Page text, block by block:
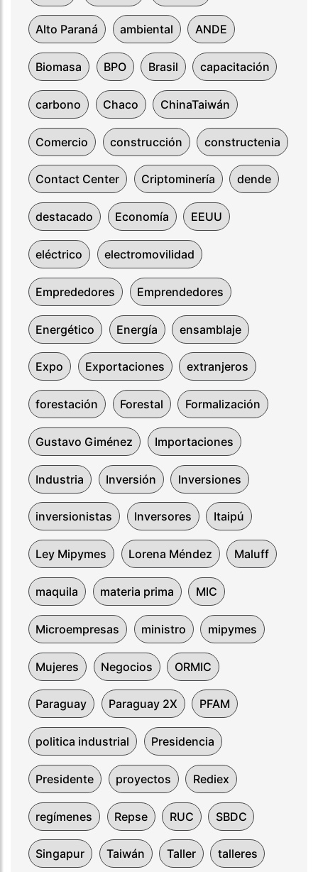
Alto Paraná ambiental ANDE
Biomasa BPO Brasil capacitación
carbono Chaco ChinaTaiwán
Comercio construcción constructenia
Contact Center Criptominería dende
destacado Economía EEUU
eléctrico electromovilidad
Emprededores Emprendedores
Energético Energía ensamblaje
Expo Exportaciones extranjeros
forestación Forestal Formalización
Gustavo Giménez Importaciones
Industria Inversión Inversiones
inversionistas Inversores Itaipú
Ley Mipymes Lorena Méndez Maluff
maquila materia prima MIC
Microempresas ministro mipymes
Mujeres Negocios ORMIC
Paraguay Paraguay 2X PFAM
politica industrial Presidencia
Presidente proyectos Rediex
regímenes Repse RUC SBDC
Singapur Taiwán Taller talleres